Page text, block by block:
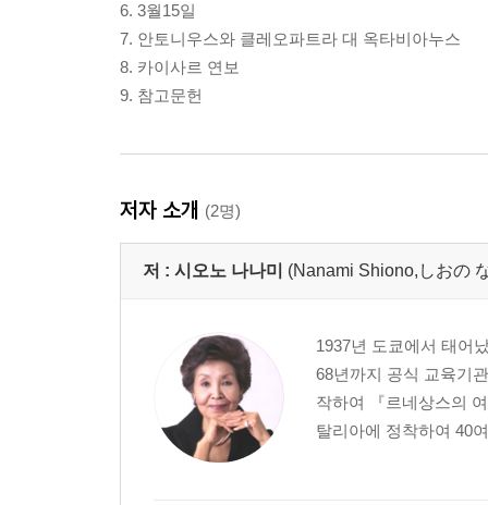
6. 3월15일
7. 안토니우스와 클레오파트라 대 옥타비아누스
8. 카이사르 연보
9. 참고문헌
저자 소개 (2명)
저 : 시오노 나나미 (Nanami Shiono,しおの
1937년 도쿄에서 태어
68년까지 공식 교육기
작하여 『르네상스의
탈리아에 정착하여 40